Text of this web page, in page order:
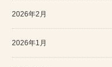
2026年2月
2026年1月